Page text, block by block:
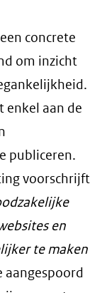
concrete
om inzicht
enkel aan de
publiceren.
voorschrijft
en
te maken
aangespoord